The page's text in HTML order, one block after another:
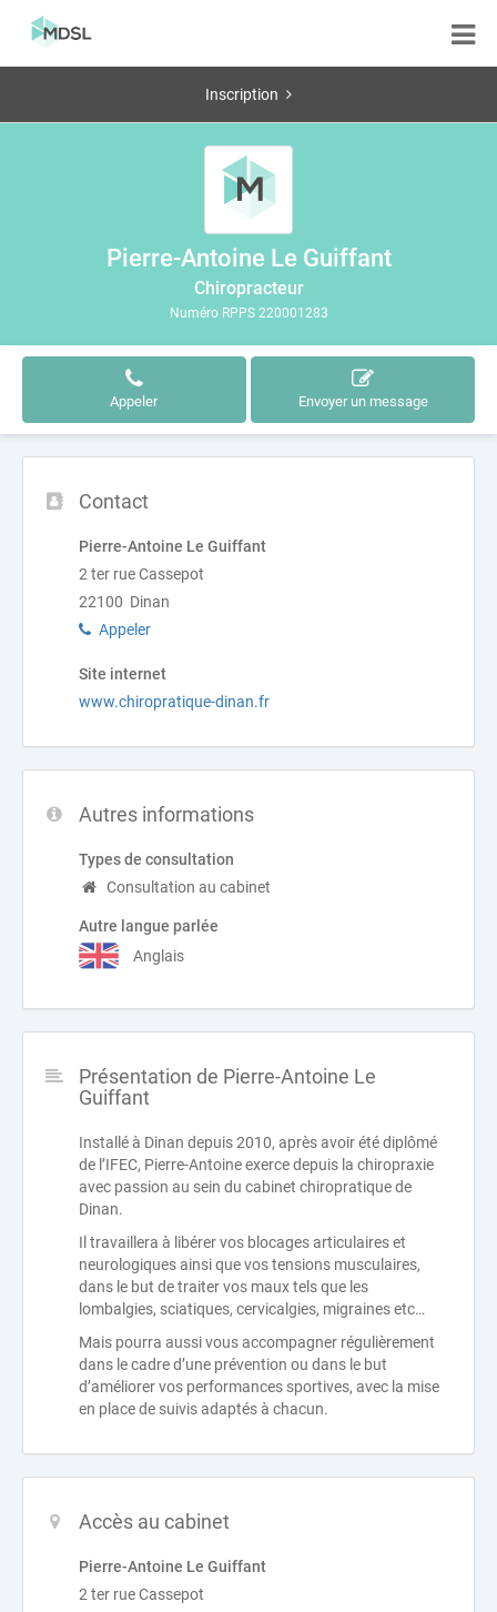
Inscription
Pierre-Antoine Le Guiffant
Chiropracteur
Numéro RPPS 220001283
Appeler Envoyer un message
Contact
Pierre-Antoine Le Guiffant
2 ter rue Cassepot
22100 Dinan
Appeler
Site internet
www.chiropratique-dinan.fr
Autres informations
Types de consultation
Consultation au cabinet
Autre langue parlée
Anglais
Présentation de Pierre-Antoine Le
Guiffant
Installé à Dinan depuis 2010, après avoir été diplômé
de l’IFEC, Pierre-Antoine exerce depuis la chiropraxie
avec passion au sein du cabinet chiropratique de
Dinan.
Il travaillera à libérer vos blocages articulaires et
neurologiques ainsi que vos tensions musculaires,
dans le but de traiter vos maux tels que les
lombalgies, sciatiques, cervicalgies, migraines etc…
Mais pourra aussi vous accompagner régulièrement
dans le cadre d’une prévention ou dans le but
d’améliorer vos performances sportives, avec la mise
en place de suivis adaptés à chacun.
Accès au cabinet
Pierre-Antoine Le Guiffant
2 ter rue Cassepot